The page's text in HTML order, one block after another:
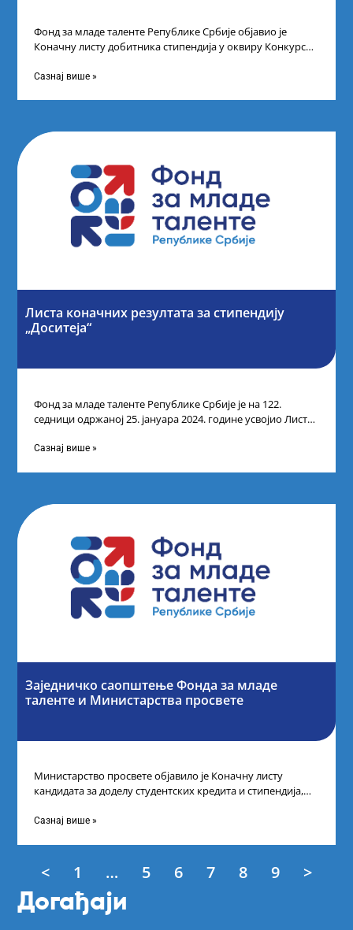
Фонд за младе таленте Републике Србије објавио је
Коначну листу добитника стипендија у оквиру Конкурса
Сазнај више »
Листа коначних резултата за стипендију
„Доситеја“
Фонд за младе таленте Републике Србије је на 122.
седници одржаној 25. јануара 2024. године усвојио Листу
Сазнај више »
Заједничко саопштење Фонда за младе
таленте и Министарства просвете
Министарство просвете објавило је Коначну листу
кандидата за доделу студентских кредита и стипендија,
Сазнај више »
< 1 … 5 6 7 8 9 >
Догађаји